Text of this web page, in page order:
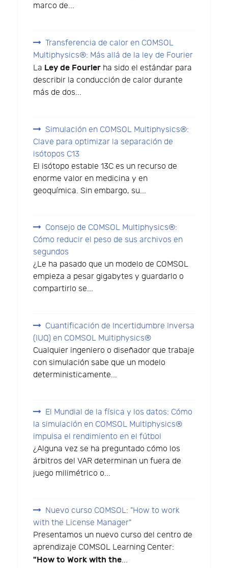
marco de...
Transferencia de calor en COMSOL
Multiphysics®: Más allá de la ley de Fourier
La Ley de Fourier ha sido el estándar para
describir la conducción de calor durante
más de dos...
Simulación en COMSOL Multiphysics®:
Clave para optimizar la separación de
isótopos C13
El isótopo estable 13C es un recurso de
enorme valor en medicina y en
geoquímica. Sin embargo, su...
Consejo de COMSOL Multiphysics®:
Cómo reducir el peso de sus archivos en
segundos
¿Le ha pasado que un modelo de COMSOL
empieza a pesar gigabytes y guardarlo o
compartirlo se...
Cuantificación de Incertidumbre Inversa
(IUQ) en COMSOL Multiphysics®
Cualquier ingeniero o diseñador que trabaje
con simulación sabe que un modelo
deterministicamente...
El Mundial de la física y los datos: Cómo
la simulación en COMSOL Multiphysics®
impulsa el rendimiento en el fútbol
¿Alguna vez se ha preguntado cómo los
árbitros del VAR determinan un fuera de
juego milimétrico o...
Nuevo curso COMSOL: "How to work
with the License Manager"
Presentamos un nuevo curso del centro de
aprendizaje COMSOL Learning Center:
"How to Work with the...